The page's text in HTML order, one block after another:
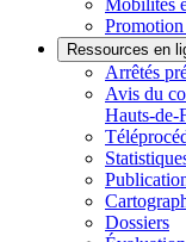
Mobilités
Ressources en
Arrêtés
Avis du
Hauts-de-
Dossiers